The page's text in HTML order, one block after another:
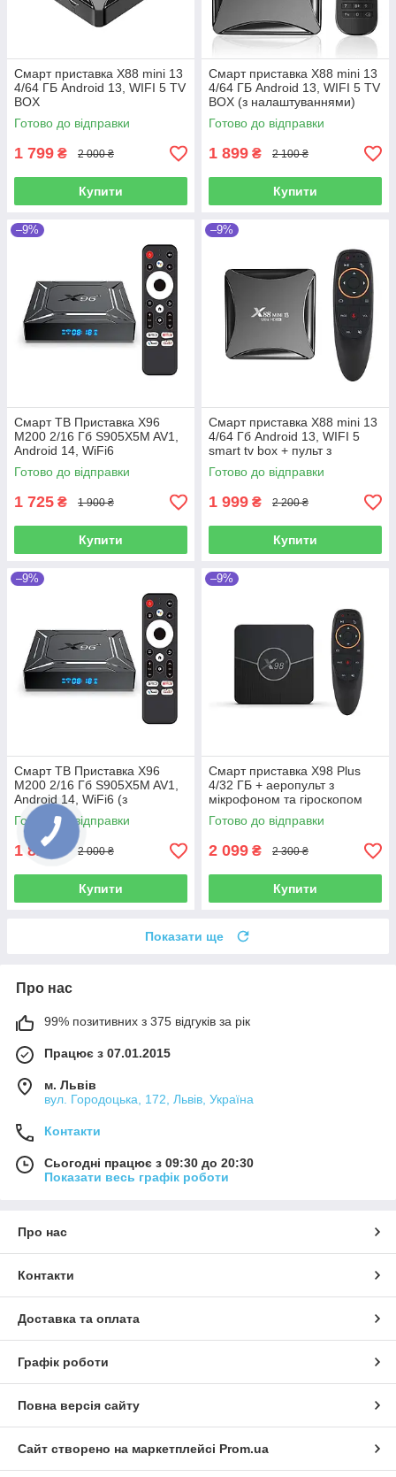
Смарт приставка X88 mini 13
4/64 ГБ Android 13, WIFI 5 TV
BOX
Готово до відправки
1 799 ₴ 2 000 ₴
Купити
Смарт приставка X88 mini 13
4/64 ГБ Android 13, WIFI 5 TV
BOX (з налаштуваннями)
Готово до відправки
1 899 ₴ 2 100 ₴
Купити
–9%
Смарт ТВ Приставка X96
M200 2/16 Гб S905X5M AV1,
Android 14, WiFi6
Готово до відправки
1 725 ₴ 1 900 ₴
Купити
–9%
Смарт приставка X88 mini 13
4/64 Гб Android 13, WIFI 5
smart tv box + пульт з
мікрофоном та гіроскопом
Готово до відправки
1 999 ₴ 2 200 ₴
Купити
–9%
Смарт ТВ Приставка X96
M200 2/16 Гб S905X5M AV1,
Android 14, WiFi6 (з
налаштуваннями)
Готово до відправки
1 825 ₴ 2 000 ₴
Купити
–9%
Смарт приставка X98 Plus
4/32 ГБ + аеропульт з
мікрофоном та гіроскопом
Готово до відправки
2 099 ₴ 2 300 ₴
Купити
Показати ще
Про нас
99% позитивних з 375 відгуків за рік
Працює з 07.01.2015
м. Львів
вул. Городоцька, 172, Львів, Україна
Контакти
Сьогодні працює з 09:30 до 20:30
Показати весь графік роботи
Про нас
Контакти
Доставка та оплата
Графік роботи
Повна версія сайту
Сайт створено на маркетплейсі Prom.ua